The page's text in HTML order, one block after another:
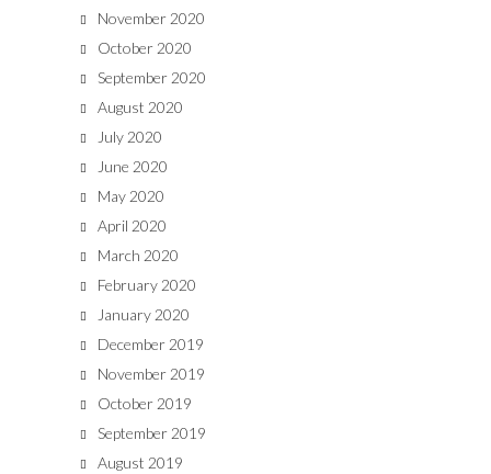
November 2020
October 2020
September 2020
August 2020
July 2020
June 2020
May 2020
April 2020
March 2020
February 2020
January 2020
December 2019
November 2019
October 2019
September 2019
August 2019